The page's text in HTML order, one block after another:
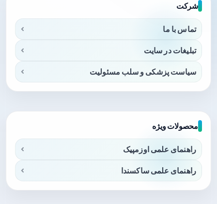
شرکت
تماس با ما
تبلیغات در سایت
سیاست پزشکی و سلب مسئولیت
محصولات ویژه
راهنمای علمی اوزمپیک
راهنمای علمی ساکسندا